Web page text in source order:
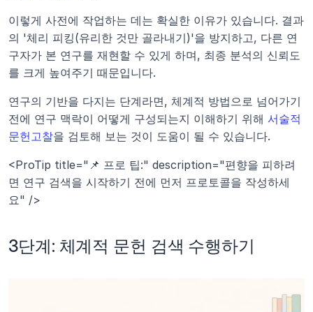
이렇게 사전에 작업하는 데는 확실한 이유가 있습니다. 결과
의 '체리 피킹(유리한 것만 골라내기)'을 방지하고, 다른 연
구자가 본 연구를 재현할 수 있게 하며, 최종 분석의 신뢰도
를 크게 높여주기 때문입니다.
연구의 기반을 다지는 단계라면, 체계적 방법으로 넘어가기
전에 연구 맥락이 어떻게 구성되는지 이해하기 위해 서술적
문헌고찰을 검토해 보는 것이 도움이 될 수 있습니다.
<ProTip title="📌 프로 팁:" description="편향을 피하려
면 연구 검색을 시작하기 전에 먼저 프로토콜을 작성하세
요" />
3단계: 체계적 문헌 검색 수행하기